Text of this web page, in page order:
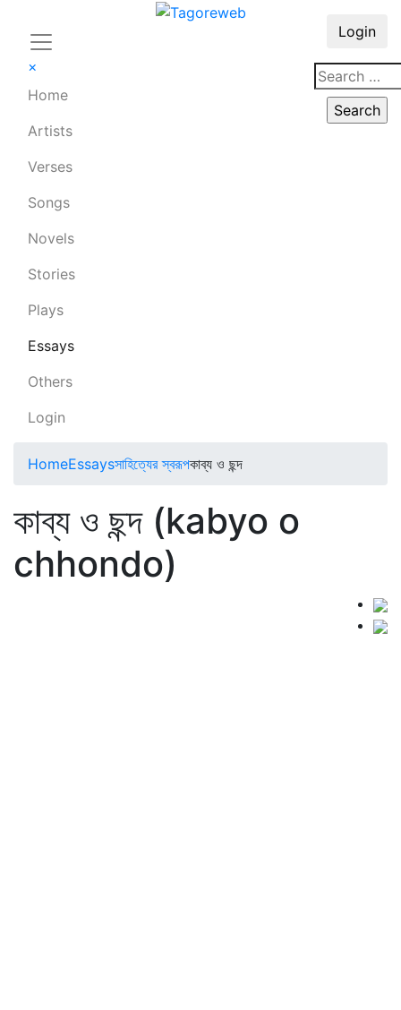
×
Home
Artists
Verses
Songs
Novels
Stories
Plays
Essays
Others
Login
Login
HomeEssaysসাহিত্যের স্বরূপকাব্য ও ছন্দ
কাব্য ও ছন্দ (kabyo o
chhondo)